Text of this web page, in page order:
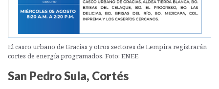
El casco urbano de Gracias y otros sectores de Lempira registrarán
cortes de energía programados. Foto: ENEE
San Pedro Sula, Cortés